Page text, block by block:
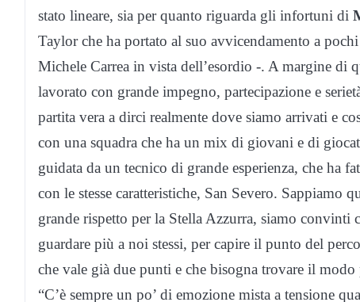
stato lineare, sia per quanto riguarda gli infortuni di
Taylor che ha portato al suo avvicendamento a
Michele Carrea in vista dell’esordio -. A margine di
lavorato con grande impegno, partecipazione e
partita vera a dirci realmente dove siamo arrivati e
con una squadra che ha un mix di giovani e di
guidata da un tecnico di grande esperienza, che ha
con le stesse caratteristiche, San Severo. Sappiamo
grande rispetto per la Stella Azzurra, siamo convinti
guardare più a noi stessi, per capire il punto del
che vale già due punti e che bisogna trovare il
“C’è sempre un po’ di emozione mista a tensione